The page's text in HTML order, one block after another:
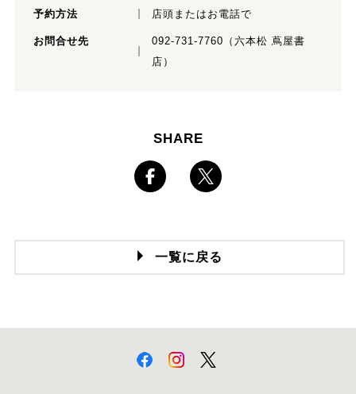
予約方法 店頭またはお電話で
お問合せ先
092-731-7760（六本松 蔦屋書
店）
SHARE
一覧に戻る